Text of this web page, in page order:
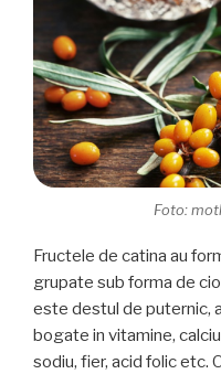
Foto:
Fructele de catina au
grupate sub forma de
este destul de puternic,
bogate in vitamine,
sodiu, fier, acid folic etc.